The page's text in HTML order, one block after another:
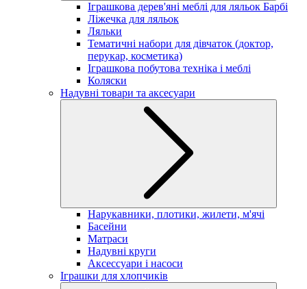
Іграшкова дерев'яні меблі для ляльок Барбі
Ліжечка для ляльок
Ляльки
Тематичні набори для дівчаток (доктор,
перукар, косметика)
Іграшкова побутова техніка і меблі
Коляски
Надувні товари та аксесуари
Нарукавники, плотики, жилети, м'ячі
Басейни
Матраси
Надувні круги
Аксессуари і насоси
Іграшки для хлопчиків